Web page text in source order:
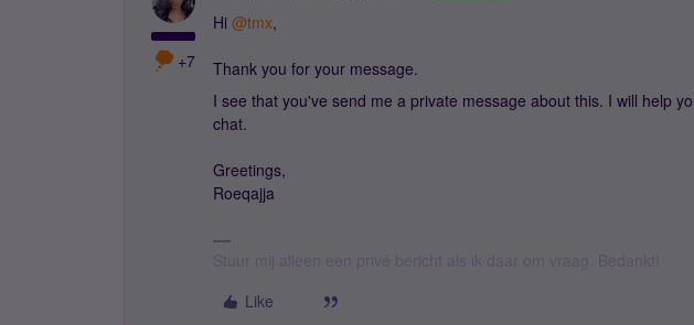
+7
Hi ​ @tmx,
Thank you for your message.
I see that you've send me a private message about this. I will help
chat.
Greetings,
Roeqajja
Like